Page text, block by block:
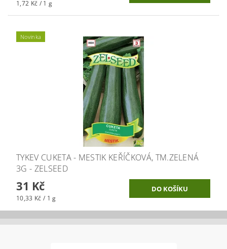
1,72 Kč / 1 g
Novinka
TYKEV CUKETA - MESTIK KEŘÍČKOVÁ, TM.ZELENÁ
3G - ZELSEED
31 Kč
10,33 Kč / 1 g